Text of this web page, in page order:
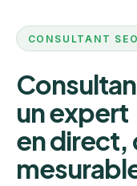
CONSULTANT SEO
un expert
en direct,